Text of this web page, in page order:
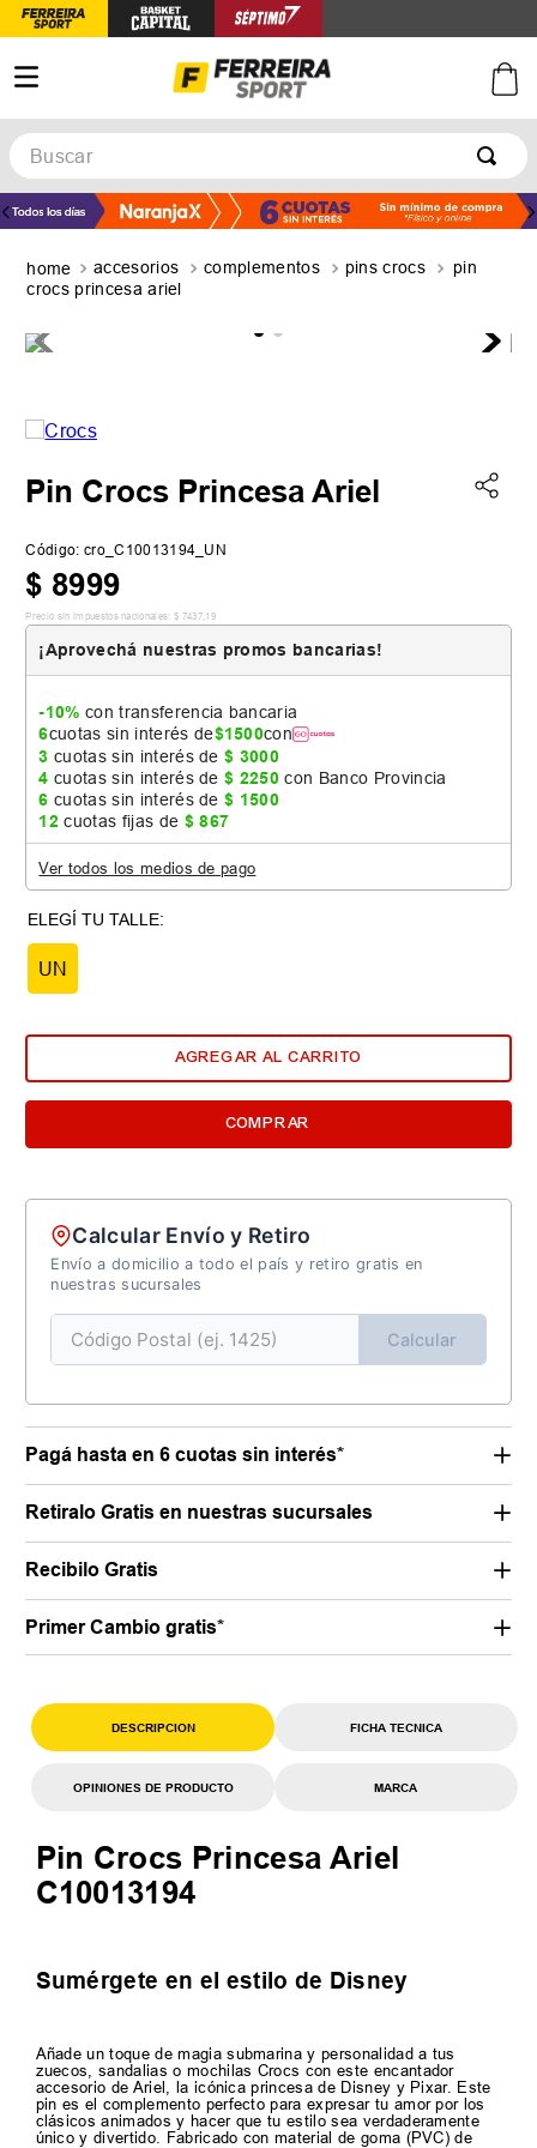
Buscar
TÉRMINOS MÁS BUSCADOS
2.
zapatillas
accesorios complementos pins crocs
pin
crocs princesa ariel
Pin Crocs Princesa Ariel
Código: cro_C10013194_UN
$ 8999
Precio sin impuestos nacionales: $ 7437, 19
¡Aprovechá nuestras promos bancarias!
-10% con transferencia bancaria
6cuotas sin interés de$1500con
3 cuotas sin interés de$ 3000
4 cuotas sin interés de$ 2250 con Banco Provincia
6 cuotas sin interés de$ 1500
12 cuotas fijas de $ 867
Ver todos los medios de pago
UN
AGREGAR AL CARRITO
COMPRAR
Calcular Envío y Retiro
Envío a domicilio a todo el país y retiro gratis en
nuestras sucursales
Calcular
Pagá hasta en 6 cuotas sin interés*
Retiralo Gratis en nuestras sucursales
Recibilo Gratis
Primer Cambio gratis*
DESCRIPCION FICHA TECNICA
OPINIONES DE PRODUCTO MARCA
Pin Crocs Princesa Ariel
C10013194
Sumérgete en el estilo de Disney
Añade un toque de magia submarina y personalidad a tus
zuecos, sandalias o mochilas Crocs con este encantador
accesorio de Ariel, la icónica princesa de Disney y Pixar. Este
pin es el complemento perfecto para expresar tu amor por los
clásicos animados y hacer que tu estilo sea verdaderamente
único y divertido. Fabricado con material de goma (PVC) de